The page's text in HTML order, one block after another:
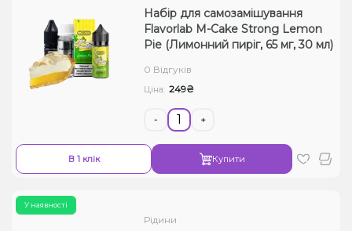
Набір для самозамішування
Flavorlab M-Cake Strong Lemon
Pie (Лимонний пиріг, 65 мг, 30 мл)
0 Відгуків
Ціна: 249₴
- +
В 1 клік Купити
У наявності
Рідини